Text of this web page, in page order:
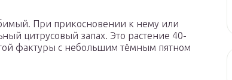
При прикосновении к нему или
цитрусовый запах. Это растение 40-
фактуры с небольшим тёмным пятном